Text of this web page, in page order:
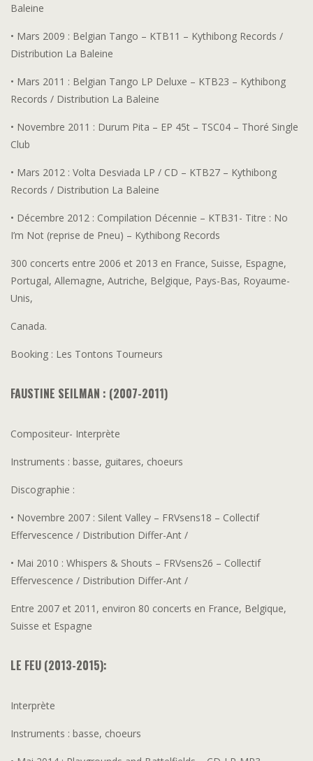
Baleine
• Mars 2009 : Belgian Tango – KTB11 – Kythibong Records /
Distribution La Baleine
• Mars 2011 : Belgian Tango LP Deluxe – KTB23 – Kythibong
Records / Distribution La Baleine
• Novembre 2011 : Durum Pita – EP 45t – TSC04 – Thoré Single
Club
• Mars 2012 : Volta Desviada LP / CD – KTB27 – Kythibong
Records / Distribution La Baleine
• Décembre 2012 : Compilation Décennie – KTB31- Titre : No
I’m Not (reprise de Pneu) – Kythibong Records
300 concerts entre 2006 et 2013 en France, Suisse, Espagne,
Portugal, Allemagne, Autriche, Belgique, Pays-Bas, Royaume-
Unis,
Canada.
Booking : Les Tontons Tourneurs
FAUSTINE SEILMAN : (2007-2011)
Compositeur- Interprète
Instruments : basse, guitares, choeurs
Discographie :
• Novembre 2007 : Silent Valley – FRVsens18 – Collectif
Effervescence / Distribution Differ-Ant /
• Mai 2010 : Whispers & Shouts – FRVsens26 – Collectif
Effervescence / Distribution Differ-Ant /
Entre 2007 et 2011, environ 80 concerts en France, Belgique,
Suisse et Espagne
LE FEU (2013-2015):
Interprète
Instruments : basse, choeurs